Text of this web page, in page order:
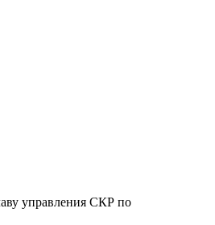
управления СКР по